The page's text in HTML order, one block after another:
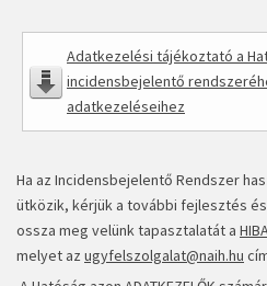
Adatkezelési tájékoztató a
incidensbejelentő
adatkezeléseihez
Ha az Incidensbejelentő Rendszer
ütközik, kérjük a további fejlesztés
ossza meg velünk tapasztalatát a
melyet az ugyfelszolgalat@naih.hu